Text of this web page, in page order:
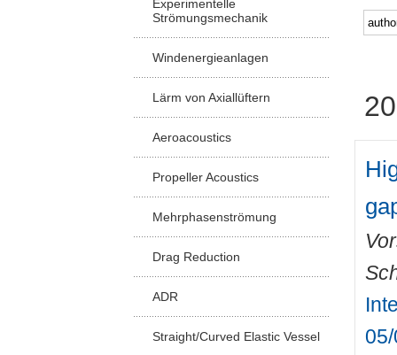
Experimentelle
Strömungsmechanik
Windenergieanlagen
Lärm von Axiallüftern
Aeroacoustics
Propeller Acoustics
Mehrphasenströmung
Drag Reduction
ADR
Straight/Curved Elastic Vessel